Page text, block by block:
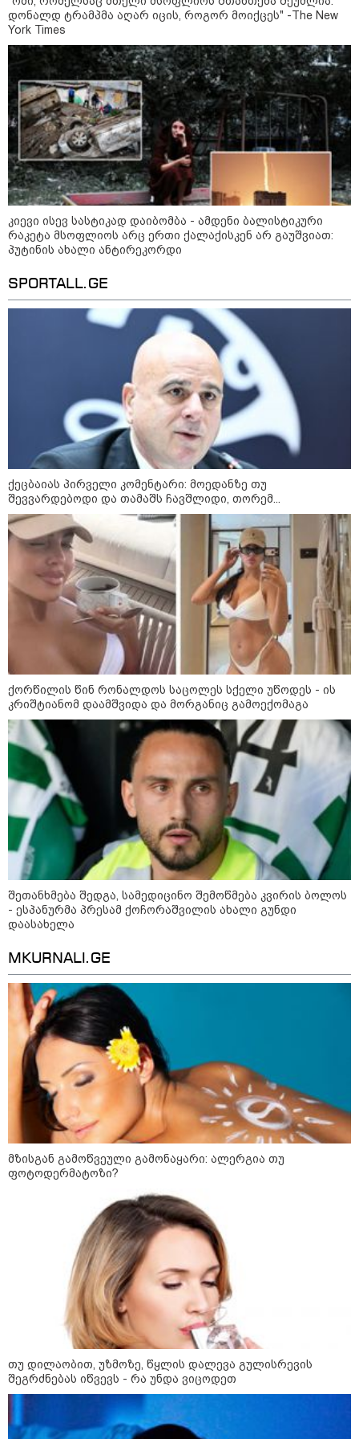
კასპიის ზღვა: სამი ქვეყნის
ადგილი - რა სტრატეგიული
მნიშვნელობა აქვს ამ ადგილს
09:42 / 22-07-2026
რუსეთის ქალაქებში,
კრასნოდარსა და ნევინომისკში,
Wildberries-ის ლოგისტიკურ
ცენტრებზე თავდასხმა მოხდა-
არიან დაშავებულები
08:51 / 22-07-2026
ზელენსკიმ ფედოროვის
მთავარსარდალი?
კატეგორიის ყველა სიახლე
კატეგორიები
6
აგვისტო
დღის ზოგადი
ასტროლოგიური
პროგნოზი
1-დღიანი ტურები თბილისიდან:
ბოსტანი აივანზე: რომელი
ბოსტნეული და მწვანილი
იზრდება მარტივად ქოთნებში
რა უნდა იყოს იდეალურ პლაჟის
ჩანთაში: სრული ჩეკლისტი
ზღვაზე წასვლამდე
კონფლიქტები
დონალდ ტრამპმა აღარ იცის, როგორ მოიქცეს" -The New
York Times
კიევი ისევ სასტიკად დაიბომბა - ამდენი ბალისტიკური
რაკეტა მსოფლიოს არც ერთი ქალაქისკენ არ გაუშვიათ:
პუტინის ახალი ანტირეკორდი
SPORTALL.GE
ქეცბაიას პირველი კომენტარი: მოედანზე თუ
შევვარდებოდი და თამაშს ჩავშლიდი, თორემ...
ქორწილის წინ რონალდოს საცოლეს სქელი უწოდეს - ის
კრიშტიანომ დაამშვიდა და მორგანიც გამოექომაგა
შეთანხმება შედგა, სამედიცინო შემოწმება კვირის ბოლოს
- ესპანურმა პრესამ ქოჩორაშვილის ახალი გუნდი
დაასახელა
MKURNALI.GE
მზისგან გამოწვეული გამონაყარი: ალერგია თუ
ფოტოდერმატოზი?
თუ დილაობით, უზმოზე, წყლის დალევა გულისრევის
შეგრძნებას იწვევს - რა უნდა ვიცოდეთ